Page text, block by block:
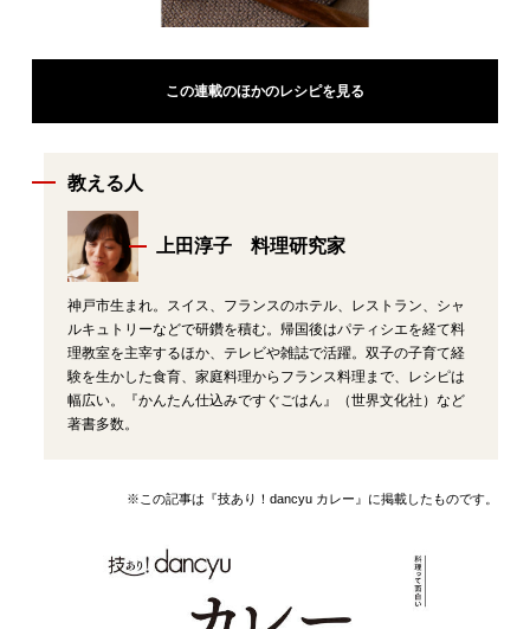
この連載のほかのレシピを見る
教える人
上田淳子 料理研究家
神戸市生まれ。スイス、フランスのホテル、レストラン、シャ
ルキュトリーなどで研鑽を積む。帰国後はパティシエを経て料
理教室を主宰するほか、テレビや雑誌で活躍。双子の子育て経
験を生かした食育、家庭料理からフランス料理まで、レシピは
幅広い。『かんたん仕込みですぐごはん』（世界文化社）など
著書多数。
※この記事は『技あり！dancyu カレー』に掲載したものです。